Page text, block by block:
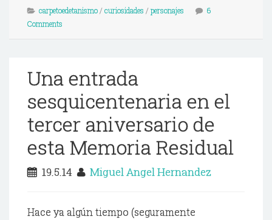
carpetoedetanismo/ curiosidades / personajes
6
Comments
Una entrada
sesquicentenaria en el
tercer aniversario de
esta Memoria Residual
19.5.14 Miguel Angel Hernandez
Hace ya algún tiempo (seguramente